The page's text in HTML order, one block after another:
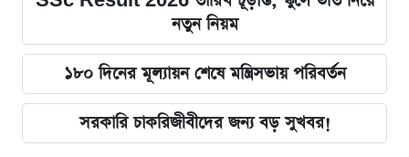
নতুন নিয়ম
১৮০ দিনের মূল্যায়ন শেষে মন্ত্রিসভায় পরিবর্তন
সরকারি চাকরিজীবীদের জন্য বড় সুখবর!